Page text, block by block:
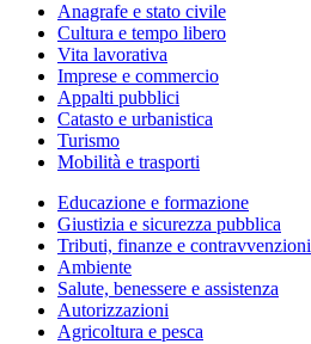
Anagrafe e stato civile
Cultura e tempo libero
Vita lavorativa
Imprese e commercio
Appalti pubblici
Catasto e urbanistica
Turismo
Mobilità e trasporti
Educazione e formazione
Giustizia e sicurezza pubblica
Tributi, finanze e contravvenzioni
Ambiente
Salute, benessere e assistenza
Autorizzazioni
Agricoltura e pesca